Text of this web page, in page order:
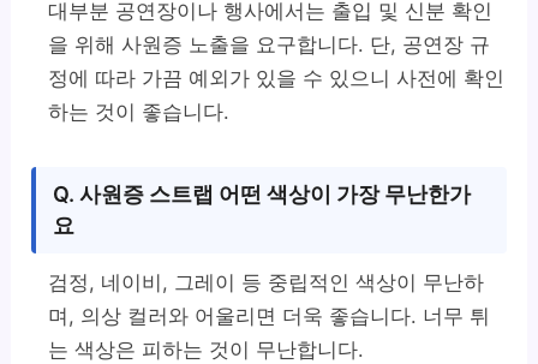
대부분 공연장이나 행사에서는 출입 및 신분 확인
을 위해 사원증 노출을 요구합니다. 단, 공연장 규
정에 따라 가끔 예외가 있을 수 있으니 사전에 확인
하는 것이 좋습니다.
Q. 사원증 스트랩 어떤 색상이 가장 무난한가
요
검정, 네이비, 그레이 등 중립적인 색상이 무난하
며, 의상 컬러와 어울리면 더욱 좋습니다. 너무 튀
는 색상은 피하는 것이 무난합니다.